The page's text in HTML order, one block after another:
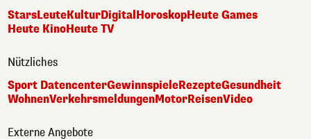
StarsLeuteKulturDigital HoroskopHeute Games
Heute KinoHeute TV
Nützliches
Sport DatencenterGewinnspieleRezepteGesundheit
WohnenVerkehrsmeldungenMotorReisenVideo
Externe Angebote